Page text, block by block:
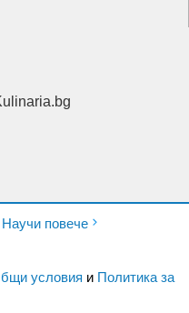
Научи повече
условия и Политика за
Kulinaria.bg
права запазени.